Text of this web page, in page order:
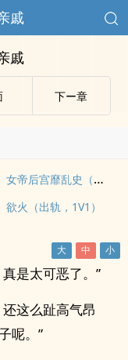
戚
戚
下ー章
女帝后宫靡乱史（NPH 高H）
欲火（出轨，1V1）
是太可恶了。”
这么趾高气昂
呢。”